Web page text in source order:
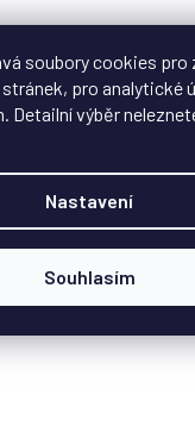
soubory cookies pro
pro analytické
Detailní výběr
Nastavení
Souhlasím
999 Kč / ks
Do košíku